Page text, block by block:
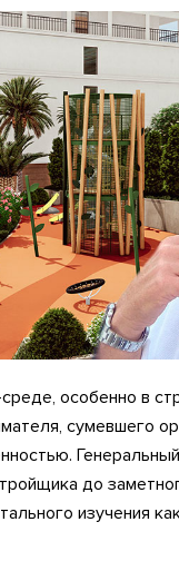
особенно в
сумевшего
до
изучения